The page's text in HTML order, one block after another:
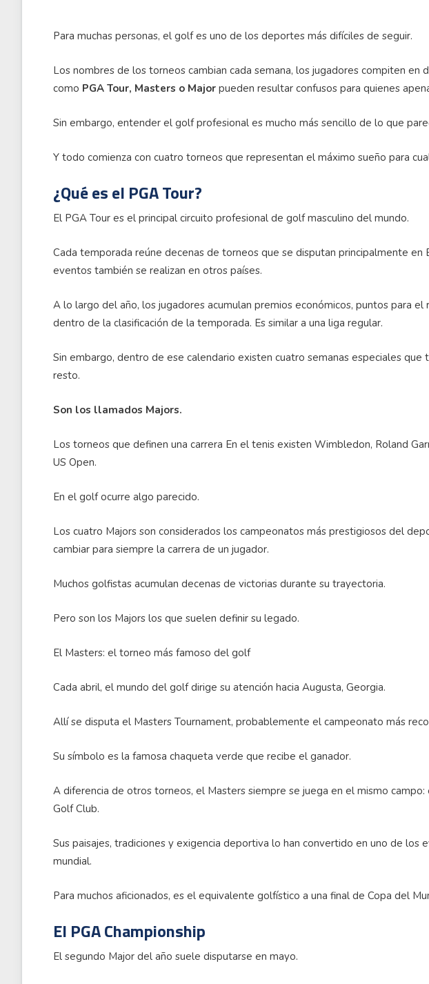
Para muchas personas, el golf es uno de los deportes más difíciles de seguir.
Los nombres de los torneos cambian cada semana, los jugadores compiten en
como PGA Tour, Masters o Major pueden resultar confusos para quienes
Sin embargo, entender el golf profesional es mucho más sencillo de lo que
Y todo comienza con cuatro torneos que representan el máximo sueño para
¿Qué es el PGA Tour?
El PGA Tour es el principal circuito profesional de golf masculino del mundo.
Cada temporada reúne decenas de torneos que se disputan principalmente en
eventos también se realizan en otros países.
A lo largo del año, los jugadores acumulan premios económicos, puntos para el
dentro de la clasificación de la temporada. Es similar a una liga regular.
Sin embargo, dentro de ese calendario existen cuatro semanas especiales que
resto.
Son los llamados Majors.
Los torneos que definen una carrera En el tenis existen Wimbledon, Roland
US Open.
En el golf ocurre algo parecido.
Los cuatro Majors son considerados los campeonatos más prestigiosos del
cambiar para siempre la carrera de un jugador.
Muchos golfistas acumulan decenas de victorias durante su trayectoria.
Pero son los Majors los que suelen definir su legado.
El Masters: el torneo más famoso del golf
Cada abril, el mundo del golf dirige su atención hacia Augusta, Georgia.
Allí se disputa el Masters Tournament, probablemente el campeonato más
Su símbolo es la famosa chaqueta verde que recibe el ganador.
A diferencia de otros torneos, el Masters siempre se juega en el mismo
Golf Club.
Sus paisajes, tradiciones y exigencia deportiva lo han convertido en uno de los
mundial.
Para muchos aficionados, es el equivalente golfístico a una final de Copa del
El PGA Championship
El segundo Major del año suele disputarse en mayo.